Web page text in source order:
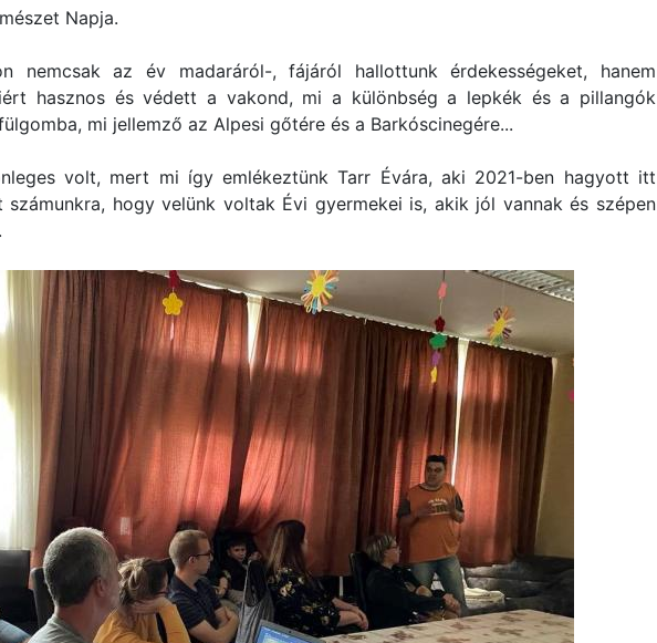
Napja.
nemcsak az év madaráról-, fájáról hallottunk érdekességeket, hanem
hasznos és védett a vakond, mi a különbség a lepkék és a pillangók
mi jellemző az Alpesi gőtére és a Barkóscinegére...
volt, mert mi így emlékeztünk Tarr Évára, aki 2021-ben hagyott itt
hogy velünk voltak Évi gyermekei is, akik jól vannak és szépen